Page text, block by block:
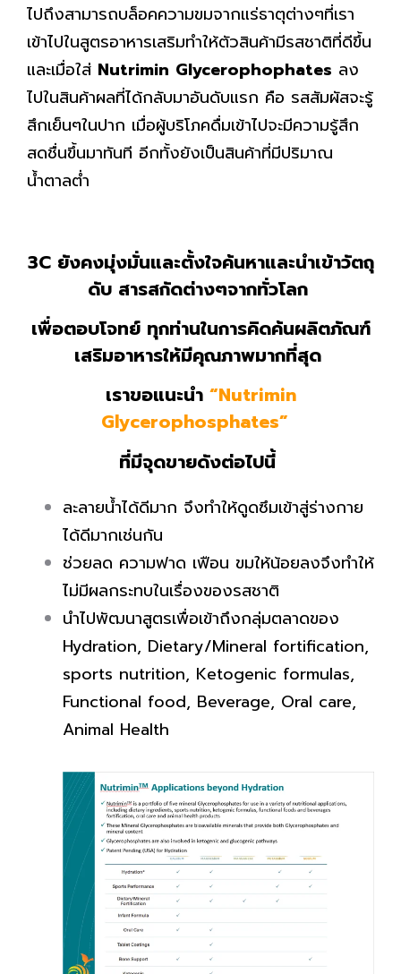
ไปถึงสามารถบล็อคความขมจากแร่ธาตุต่างๆที่เรา
เข้าไปในสูตรอาหารเสริมทำให้ตัวสินค้ามีรสชาติที่ดีขึ้น
และเมื่อใส่ Nutrimin Glycerophophates ลง
ไปในสินค้าผลที่ได้กลับมาอันดับแรก คือ รสสัมผัสจะรู้
สึกเย็นๆในปาก เมื่อผู้บริโภคดื่มเข้าไปจะมีความรู้สึก
สดชื่นขึ้นมาทันที อีกทั้งยังเป็นสินค้าที่มีปริมาณ
น้ำตาลต่ำ
3C ยังคงมุ่งมั่นและตั้งใจค้นหาและนำเข้าวัตถุ
ดับ สารสกัดต่างๆจากทั่วโลก
เพื่อตอบโจทย์ ทุกท่านในการคิดค้นผลิตภัณฑ์
เสริมอาหารให้มีคุณภาพมากที่สุด
เราขอแนะนำ “Nutrimin
Glycerophosphates”
ที่มีจุดขายดังต่อไปนี้
ละลายน้ำได้ดีมาก จึงทำให้ดูดซึมเข้าสู่ร่างกาย
ได้ดีมากเช่นกัน​
ช่วยลด ความฟาด เฟือน ขมให้น้อยลงจึงทำให้
ไม่มีผลกระทบในเรื่องของรสชาติ​
นำไปพัฒนาสูตรเพื่อเข้าถึงกลุ่มตลาดของ
Hydration, Dietary/Mineral fortification,
sports nutrition, Ketogenic formulas,
Functional food, Beverage, Oral care,
Animal Health​